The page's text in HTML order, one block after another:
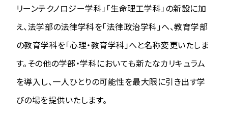
リーンテクノロジー学科」「生命理工学科」の新設に加
え、法学部の法律学科を「法律政治学科」へ、教育学部
の教育学科を「心理・教育学科」へと名称変更いたしま
す。その他の学部・学科においても新たなカリキュラム
を導入し、一人ひとりの可能性を最大限に引き出す学
びの場を提供いたします。